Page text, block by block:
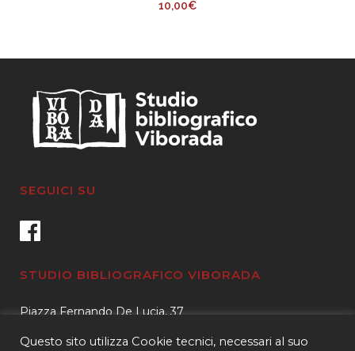
10,00€
SEGUICI SU
STUDIO BIBLIOGRAFICO VIBORADA
Piazza Fernando De Lucia, 37
Questo sito utilizza Cookie tecnici, necessari al suo